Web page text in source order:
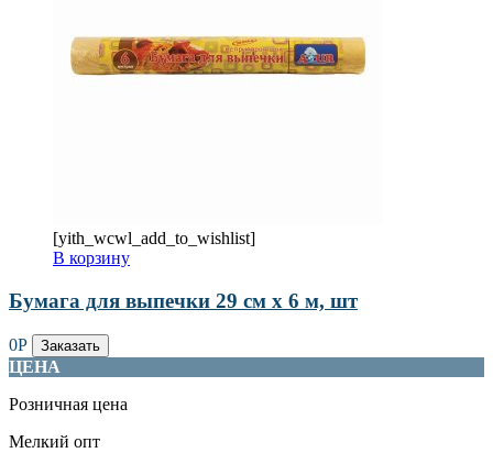
[yith_wcwl_add_to_wishlist]
В корзину
Бумага для выпечки 29 см х 6 м, шт
0Р Заказать
ЦЕНА
Розничная цена
Мелкий опт